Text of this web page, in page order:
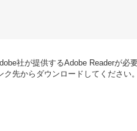
社が提供するAdobe Readerが必要
先からダウンロードしてください